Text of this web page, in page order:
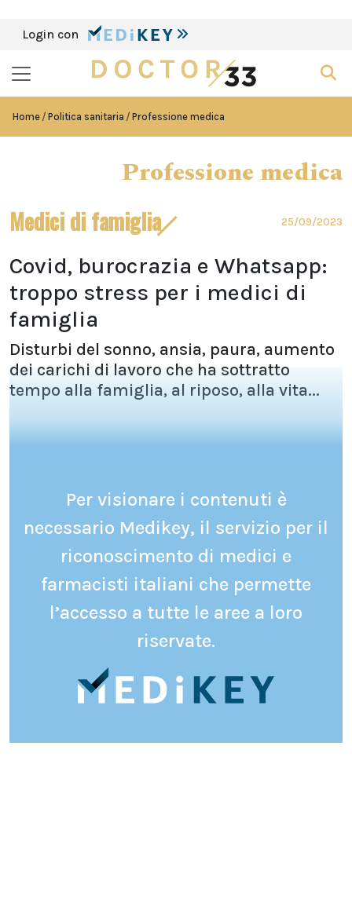
Login con
Home Politica sanitaria Professione medica
Professione medica
Medici di famiglia 25/09/2023
Covid, burocrazia e Whatsapp:
troppo stress per i medici di
famiglia
Disturbi del sonno, ansia, paura, aumento
dei carichi di lavoro che ha sottratto
tempo alla famiglia, al riposo, alla vita...
Per visionare i contenuti è
necessario Medikey, il servizio per il
riconoscimento di medici e
farmacisti italiani che permette
l’accesso a tutte le aree a loro
riservate.